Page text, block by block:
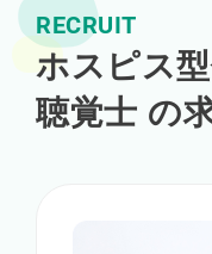
RECRUIT
ホスピス
聴覚士 の